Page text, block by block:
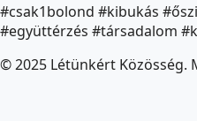
#csak1bolond #kibukás
#együttérzés #társadalom
© 2025 Létünkért Közösség.